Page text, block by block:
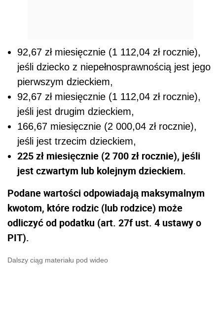
92,67 zł miesięcznie (1 112,04 zł rocznie),
jeśli dziecko z niepełnosprawnością jest jego
pierwszym dzieckiem,
92,67 zł miesięcznie (1 112,04 zł rocznie),
jeśli jest drugim dzieckiem,
166,67 miesięcznie (2 000,04 zł rocznie),
jeśli jest trzecim dzieckiem,
225 zł miesięcznie (2 700 zł rocznie), jeśli
jest czwartym lub kolejnym dzieckiem.
Podane wartości odpowiadają maksymalnym
kwotom, które rodzic (lub rodzice) może
odliczyć od podatku (art. 27f ust. 4 ustawy o
PIT).
Dalszy ciąg materiału pod wideo